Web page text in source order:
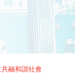
融和諧社會